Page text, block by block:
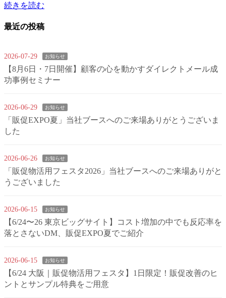
続きを読む
最近の投稿
2026-07-29 お知らせ
【8月6日・7日開催】顧客の心を動かすダイレクトメール成
功事例セミナー
2026-06-29 お知らせ
「販促EXPO夏」当社ブースへのご来場ありがとうございま
した
2026-06-26 お知らせ
「販促物活用フェスタ2026」当社ブースへのご来場ありがと
うございました
2026-06-15 お知らせ
【6/24〜26 東京ビッグサイト】コスト増加の中でも反応率を
落とさないDM、販促EXPO夏でご紹介
2026-06-15 お知らせ
【6/24 大阪｜販促物活用フェスタ】1日限定！販促改善のヒ
ントとサンプル特典をご用意